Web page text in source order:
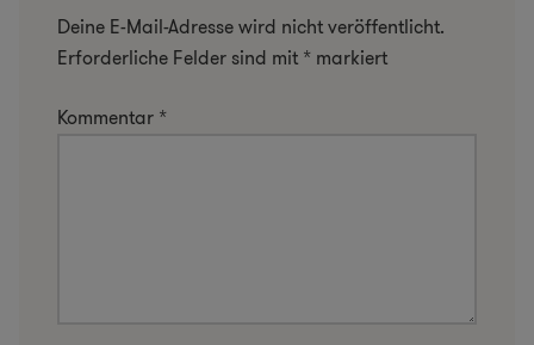
Deine E-Mail-Adresse wird nicht veröffentlicht.
Erforderliche Felder sind mit * markiert
Kommentar *